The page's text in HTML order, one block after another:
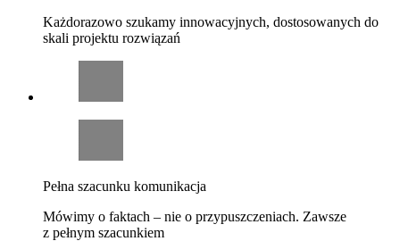
Każdorazowo szukamy innowacyjnych, dostosowanych do
skali projektu rozwiązań
Pełna szacunku komunikacja
Mówimy o faktach – nie o przypuszczeniach. Zawsze
z pełnym szacunkiem